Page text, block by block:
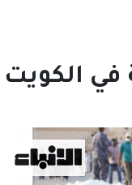
في الكويت